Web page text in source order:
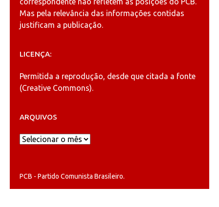
Mas pela relevância das informações contidas
justificam a publicação.
LICENÇA:
Permitida a reprodução, desde que citada a fonte
(Creative Commons).
ARQUIVOS
Arquivos
PCB - Partido Comunista Brasileiro.